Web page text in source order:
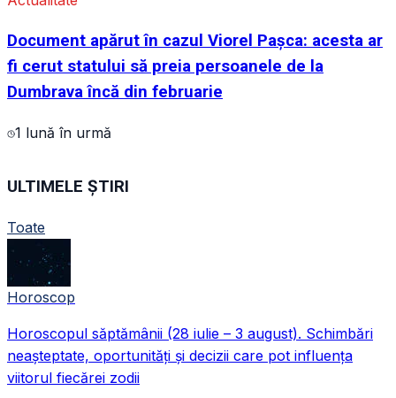
Document apărut în cazul Viorel Pașca: acesta ar
fi cerut statului să preia persoanele de la
Dumbrava încă din februarie
1 lună în urmă
ULTIMELE ȘTIRI
Toate
Horoscop
Horoscopul săptămânii (28 iulie – 3 august). Schimbări
neașteptate, oportunități și decizii care pot influența
viitorul fiecărei zodii